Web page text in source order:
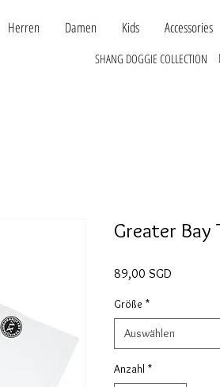
Herren Damen Kids Accessories
SHANG DOGGIE COLLECTION
Greater Bay
89,00 SGD
Größe *
Auswählen
Anzahl *